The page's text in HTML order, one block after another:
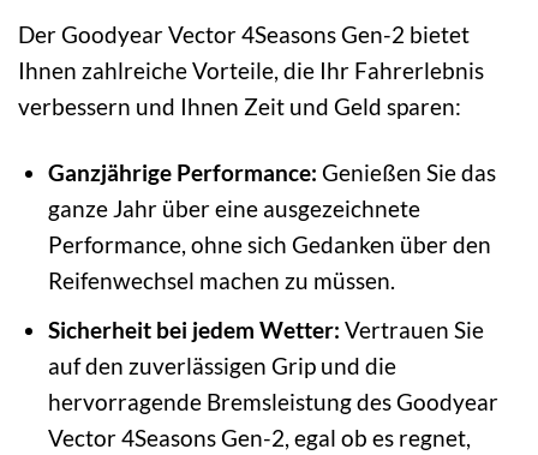
Der Goodyear Vector 4Seasons Gen-2 bietet
Ihnen zahlreiche Vorteile, die Ihr Fahrerlebnis
verbessern und Ihnen Zeit und Geld sparen:
Ganzjährige Performance: Genießen Sie das
ganze Jahr über eine ausgezeichnete
Performance, ohne sich Gedanken über den
Reifenwechsel machen zu müssen.
Sicherheit bei jedem Wetter: Vertrauen Sie
auf den zuverlässigen Grip und die
hervorragende Bremsleistung des Goodyear
Vector 4Seasons Gen-2, egal ob es regnet,